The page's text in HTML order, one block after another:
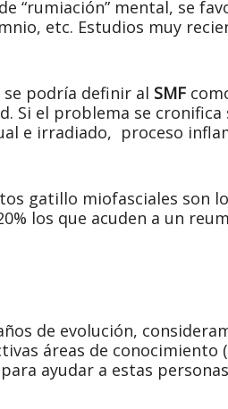
“rumiación” mental, se
etc. Estudios muy
podría definir al SMF
Si el problema se cronifica
e irradiado, proceso
gatillo miofasciales son
los que acuden a un
de evolución,
áreas de conocimiento
ayudar a estas